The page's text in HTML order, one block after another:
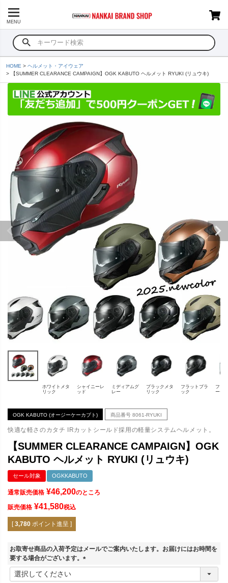
MENU
HOME
ヘルメット・アイウェア
【SUMMER CLEARANCE CAMPAIGN】OGK KABUTO ヘルメット RYUKI (リュウキ)
ホワイトメタ
リック
シャイニーレ
ッド
ミディアムグ
レー
ブラックメタ
リック
フラットブラ
ック
フラ
ーテ
OGK KABUTO (オージーケーカブト) 商品番号 8061-RYUKI
快適な軽さのカタチ IRカットシールド採用の軽量システムヘルメット。
【SUMMER CLEARANCE CAMPAIGN】OGK
KABUTO ヘルメット RYUKI (リュウキ)
セール対象 OGKKABUTO
通常販売価格 ¥46,200のところ
販売価格 ¥41,580税込
[ 3,780 ポイント進呈 ]
お取寄せ商品の入荷予定はメールでご案内いたします。お届けにはお時間を
要する場合がございます。
(